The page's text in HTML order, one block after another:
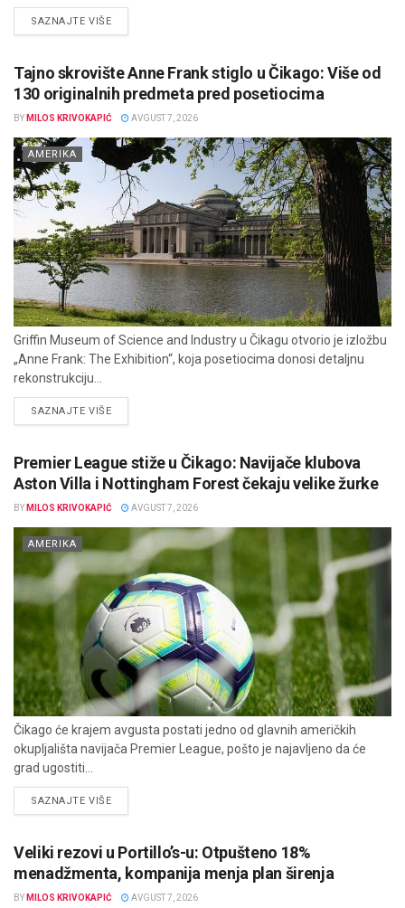
SAZNAJTE VIŠEDETAILS
Tajno skrovište Anne Frank stiglo u Čikago: Više od
130 originalnih predmeta pred posetiocima
BY MILOS KRIVOKAPIĆ AVGUST 7, 2026
AMERIKA
Griffin Museum of Science and Industry u Čikagu otvorio je izložbu
„Anne Frank: The Exhibition“, koja posetiocima donosi detaljnu
rekonstrukciju...
SAZNAJTE VIŠEDETAILS
Premier League stiže u Čikago: Navijače klubova
Aston Villa i Nottingham Forest čekaju velike žurke
BY MILOS KRIVOKAPIĆ AVGUST 7, 2026
AMERIKA
Čikago će krajem avgusta postati jedno od glavnih američkih
okupljališta navijača Premier League, pošto je najavljeno da će
grad ugostiti...
SAZNAJTE VIŠEDETAILS
Veliki rezovi u Portillo’s-u: Otpušteno 18%
menadžmenta, kompanija menja plan širenja
BY MILOS KRIVOKAPIĆ AVGUST 7, 2026